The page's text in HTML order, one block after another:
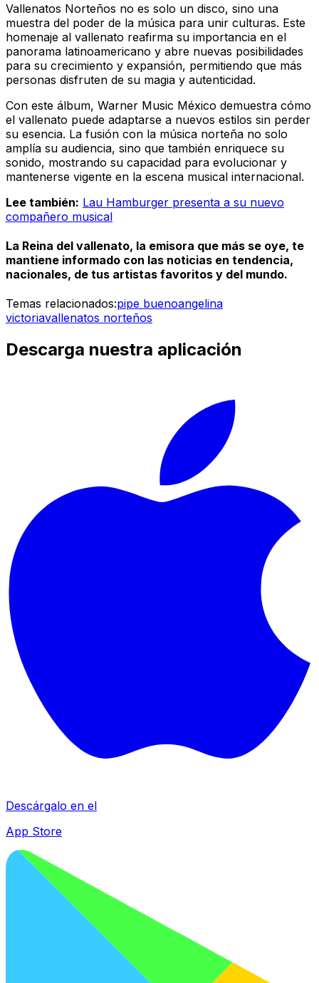
Vallenatos Norteños no es solo un disco, sino una
muestra del poder de la música para unir culturas. Este
homenaje al vallenato reafirma su importancia en el
panorama latinoamericano y abre nuevas posibilidades
para su crecimiento y expansión, permitiendo que más
personas disfruten de su magia y autenticidad.
Con este álbum, Warner Music México demuestra cómo
el vallenato puede adaptarse a nuevos estilos sin perder
su esencia. La fusión con la música norteña no solo
amplía su audiencia, sino que también enriquece su
sonido, mostrando su capacidad para evolucionar y
mantenerse vigente en la escena musical internacional.
Lee también: Lau Hamburger presenta a su nuevo
compañero musical
La Reina del vallenato, la emisora que más se oye, te
mantiene informado con las noticias en tendencia,
nacionales, de tus artistas favoritos y del mundo.
Temas relacionados:pipe buenoangelina
victoriavallenatos norteños
Descarga nuestra aplicación
Descárgalo en el
App Store